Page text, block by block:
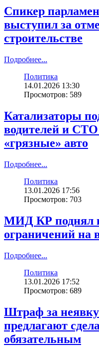
Спикер
выступил за
строительстве
Подробнее...
Политика
14.01.2026 13:30
Просмотров: 589
Катализаторы
водителей и
«грязные» авто
Подробнее...
Политика
13.01.2026 17:56
Просмотров: 703
МИД КР поднял
ограничений на
Подробнее...
Политика
13.01.2026 17:52
Просмотров: 689
Штраф за
предлагают
обязательным